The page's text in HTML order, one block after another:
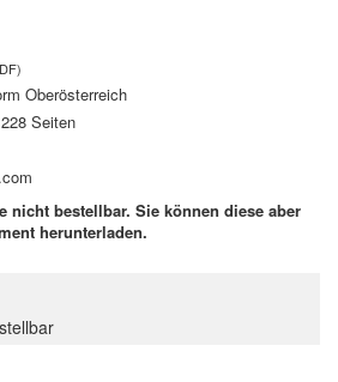
Oberösterreich
Seiten
nicht bestellbar. Sie können diese aber
herunterladen.